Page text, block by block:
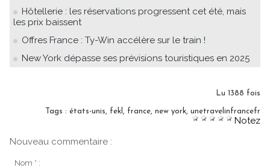
Hôtellerie : les réservations progressent cet été, mais
les prix baissent
Offres France : Ty-Win accélère sur le train !
New York dépasse ses prévisions touristiques en 2025
Lu 1388 fois
Tags : états-unis, fekl , france, new york, unetravelinfrancefr
Notez
Nouveau commentaire :
Nom * :